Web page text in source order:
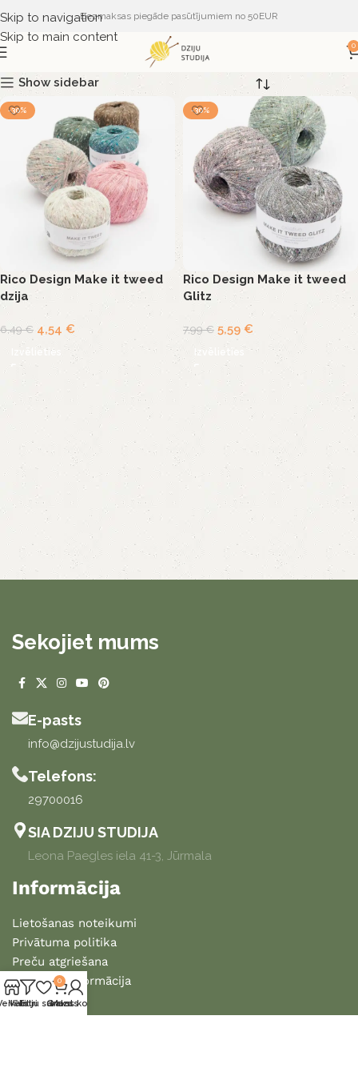
Skip to navigation
Skip to main content
Bezmaksas piegāde pasūtījumiem no 50EUR
0
Show sidebar
-30%
Rico Design Make it tweed
dzija
6,49€ 4,54 €
Izvēlieties
-30%
Rico Design Make it tweed
Glitz
7,99€ 5,59 €
Izvēlieties
Sekojiet mums
E-pasts
info@dzijustudija.lv
Telefons:
29700016
SIA DZIJU STUDIJA
Leona Paegles iela 41-3, Jūrmala
Informācija
Lietošanas noteikumi
Privātuma politika
Preču atgriešana
Piegādes informācija
Filtri
Vēlmju saraksts
0
Grozs
Mans konts